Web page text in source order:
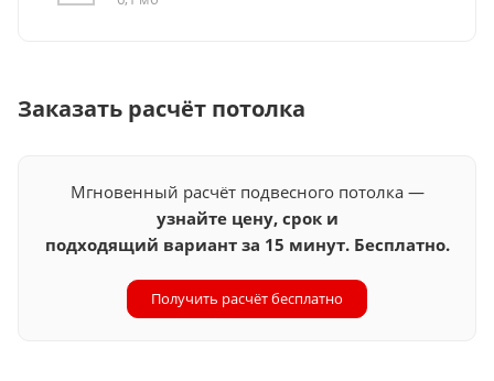
Заказать расчёт потолка
Мгновенный расчёт подвесного потолка —
узнайте цену, срок и
подходящий вариант за 15 минут. Бесплатно.
Получить расчёт бесплатно